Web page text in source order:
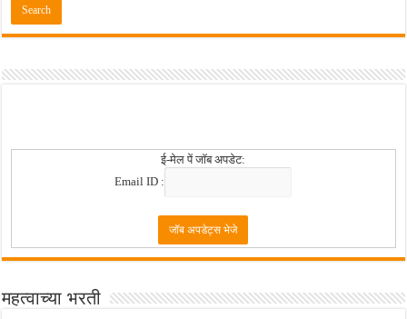
ई-मेल पें जॉब अपडेट:
Email ID :
महत्वाच्या भरती